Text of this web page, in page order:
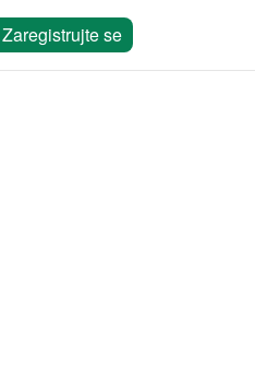
Zaregistrujte se